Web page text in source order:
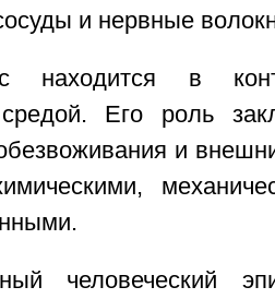
и нервные
находится в
Его роль
и
человеческий